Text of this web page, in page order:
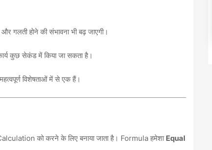
होने की संभावना भी बढ़ जाएगी।
कुछ सेकंड में किया जा सकता है।
विशेषताओं में से एक हैं।
को करने के लिए बनाया जाता है। Formula हमेशा Equal